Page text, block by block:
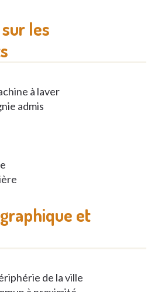
les
à laver
admis
et
de la ville